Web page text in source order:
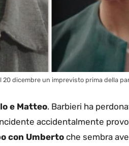
20 dicembre un imprevisto prima della
e Matteo. Barbieri ha
accidentalmente
con Umberto che sembra